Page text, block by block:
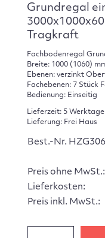
Grundregal
Tragkraft
Fachbodenregal
Breite: 1000 (1060)
Ebenen: verzinkt
Fachebenen: 7 Stück
Bedienung: Einseitig
Lieferzeit: 5
Lieferung: Frei Haus
Best.-Nr.
Preis ohne MwSt.:
Lieferkosten:
Preis inkl. MwSt.: